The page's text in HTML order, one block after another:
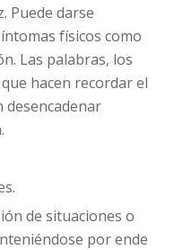
Puede darse
físicos como
Las palabras, los
hacen recordar el
de situaciones o
por ende